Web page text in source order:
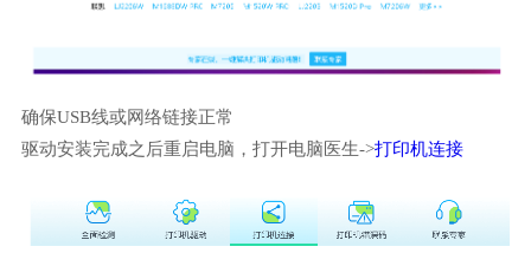
确保USB线或网络链接正常
驱动安装完成之后重启电脑，打开电脑医生->打印机连接